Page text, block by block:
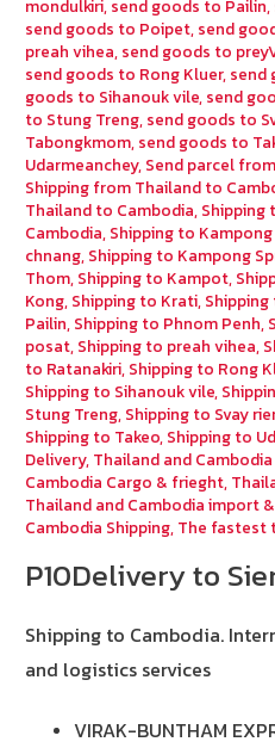
mondulkiri, send goods to Pailin,
send goods to Poipet, send
preah vihea, send goods to
send goods to Rong Kluer, send
goods to Sihanouk vile, send
to Stung Treng, send goods to
Tabongkmom, send goods to
Udarmeanchey, Send parcel
Shipping from Thailand to
Thailand to Cambodia, Shipping
Cambodia, Shipping to
chnang, Shipping to Kampong
Thom, Shipping to Kampot,
Kong, Shipping to Krati,
Pailin, Shipping to Phnom Penh,
posat, Shipping to preah vihea,
to Ratanakiri, Shipping to Rong
Shipping to Sihanouk vile,
Stung Treng, Shipping to Svay
Shipping to Takeo, Shipping to
Delivery, Thailand and
Cambodia Cargo & frieght,
Thailand and Cambodia import
Cambodia Shipping, The fastest
P10Delivery to
Shipping to Cambodia.
and logistics services
VIRAK-BUNTHAM